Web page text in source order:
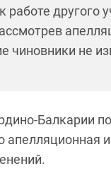
работе другого
чиновники не
Балкарии